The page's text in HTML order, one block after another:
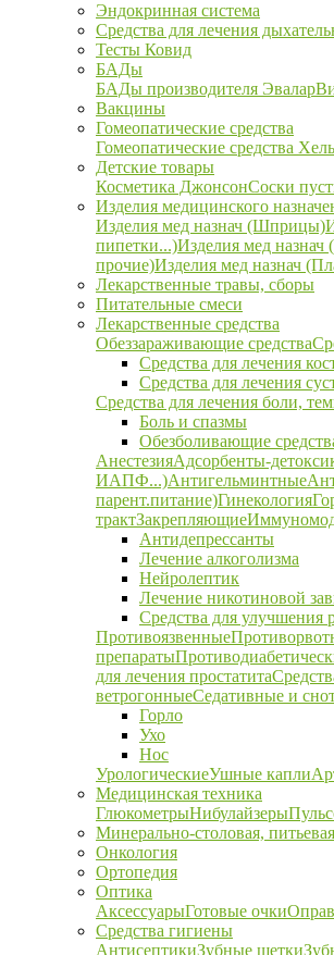
Эндокринная система
Средства для лечения
Тесты Ковид
БАДы
БАДы производителя Эвалар
Вакцины
Гомеопатические средства
Гомеопатические средства Хель
Детские товары
Косметика ДжонсонСоски
Изделия медицинского
Изделия мед назнач (Шприцы)
пипетки...)Изделия мед
прочие)Изделия мед назнач
Лекарственные травы, сборы
Питательные смеси
Лекарственные средства
Обеззараживающие средства
Средства для лечения
Средства для лечения
Средства для лечения боли,
Боль и спазмы
Обезболивающие
АнестезияАдсорбенты-
ИАПФ...)Антигельминтные
парент.питание)Гинекология
трактЗакрепляющие
Антидепрессанты
Лечение алкоголизма
Нейролептик
Лечение никотиновой
Средства для улучшения
Противоязвенные
препараты
для лечения простатита
ветрогонныеСедативные и
Горло
Ухо
Нос
УрологическиеУшные капли
Медицинская техника
ГлюкометрыНибулайзеры
Минерально-столовая,
Онкология
Ортопедия
Оптика
АксессуарыГотовые очки
Средства гигиены
АнтисептикиЗубные щетки